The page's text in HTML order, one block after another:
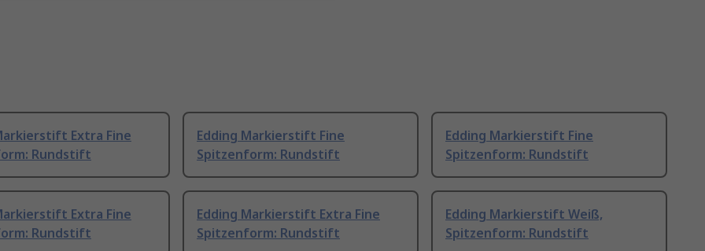
Extra Fine
Rundstift
Edding Markierstift Fine
Spitzenform: Rundstift
Edding Markierstift Fine
Spitzenform: Rundstift
Extra Fine
Rundstift
Edding Markierstift Extra Fine
Spitzenform: Rundstift
Edding Markierstift Weiß,
Spitzenform: Rundstift